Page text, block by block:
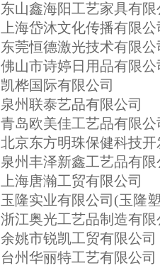
东山鑫海阳工艺家具有限
上海岱沐文化传播有限公
东莞恒德激光技术有限公
佛山市诗婷日用品有限公
凯桦国际有限公司
泉州联泰艺品有限公司
青岛欧美佳工艺品有限公
北京东方明珠保健科技
泉州丰泽新鑫工艺品有限
上海唐瀚工贸有限公司
玉隆实业有限公司(玉隆
浙江奥光工艺品制造有限
余姚市锐凯工贸有限公司
台州华丽特工艺有限公司